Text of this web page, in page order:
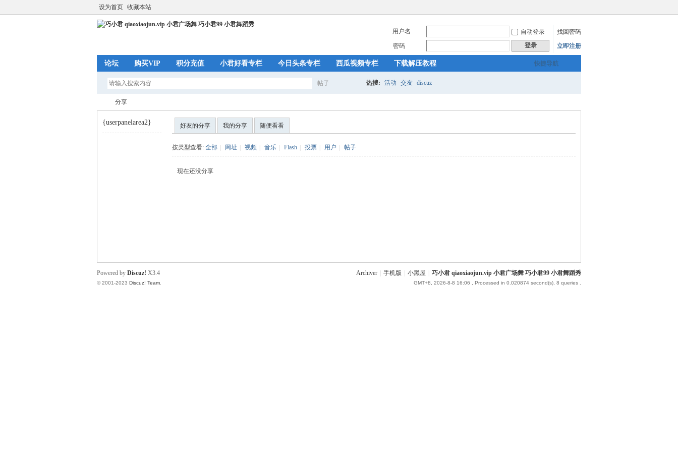
设为首页 收藏本站
用户名 自动登录
找回密码
密码
登录 立即注册
快捷导航
论坛 购买VIP 积分充值 小君好看专栏 今日头条专栏 西瓜视频专栏 下载解压教程
帖子 热搜: 活动 交友 discuz
分享
{userpanelarea2} 好友的分享 我的分享 随便看看
按类型查看: 全部 网址 视频 音乐 Flash 投票 用户 帖子
现在还没分享
Archiver 手机版 小黑屋 巧小君 qiaoxiaojun.vip 小君广场舞 巧小君99 小君舞蹈秀
GMT+8, 2026-8-8 16:06 , Processed in 0.020874 second(s), 8 queries .
Powered by Discuz! X3.4
© 2001-2023 Discuz! Team